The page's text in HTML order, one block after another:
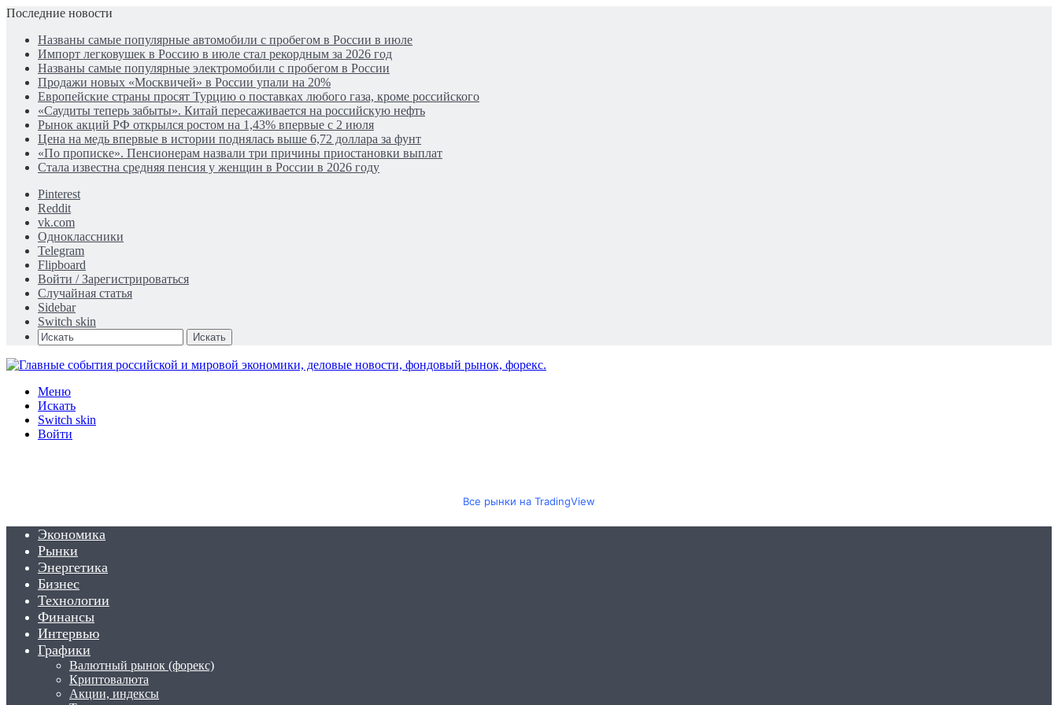
Последние новости
Названы самые популярные автомобили с пробегом в России в июле
Импорт легковушек в Россию в июле стал рекордным за 2026 год
Названы самые популярные электромобили с пробегом в России
Продажи новых «Москвичей» в России упали на 20%
Европейские страны просят Турцию о поставках любого газа, кроме российского
«Саудиты теперь забыты». Китай пересаживается на российскую нефть
Рынок акций РФ открылся ростом на 1,43% впервые с 2 июля
Цена на медь впервые в истории поднялась выше 6,72 доллара за фунт
«По прописке». Пенсионерам назвали три причины приостановки выплат
Стала известна средняя пенсия у женщин в России в 2026 году
Pinterest
Reddit
vk.com
Одноклассники
Telegram
Flipboard
Войти / Зарегистрироваться
Случайная статья
Sidebar
Switch skin
Искать
Меню
Искать
Switch skin
Войти
Все рынки на TradingView
Экономика
Рынки
Энергетика
Бизнес
Технологии
Финансы
Интервью
Графики
Валютный рынок (форекс)
Криптовалюта
Акции, индексы